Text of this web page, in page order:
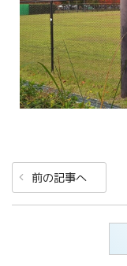
投
稿
ナ
前
の
投
前の記事へ